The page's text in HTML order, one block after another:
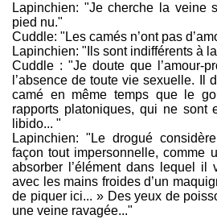
Lapinchien: "Je cherche la veine
pied nu."
Cuddle: "Les camés n’ont pas
Lapinchien: "Ils sont indifférents à
Cuddle : "Je doute que l’amour-
l’absence de toute vie sexuelle. Il
camé en même temps que le
rapports platoniques, qui ne sont
libido... "
Lapinchien: "Le drogué
façon tout impersonnelle, comme
absorber l’élément dans lequel
avec les mains froides d’un
de piquer ici... » Des yeux de
une veine ravagée..."